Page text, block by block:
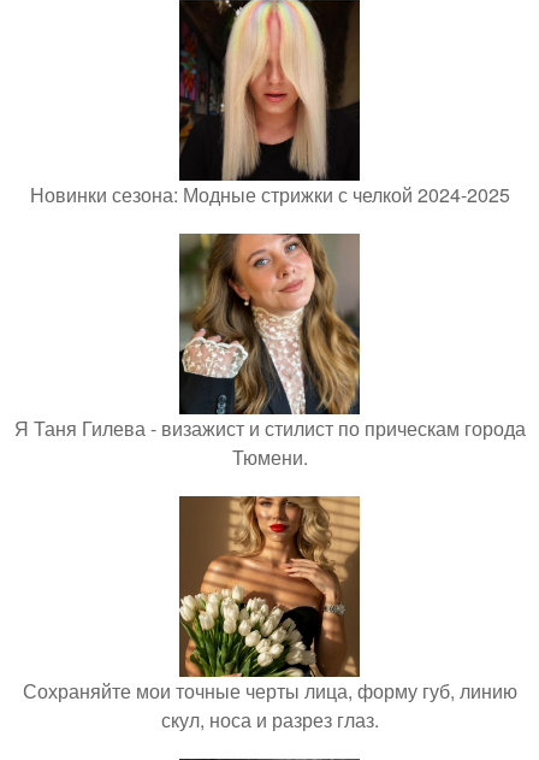
Новинки сезона: Модные стрижки с челкой 2024-2025
Я Таня Гилева - визажист и стилист по прическам города
Тюмени.
Сохраняйте мои точные черты лица, форму губ, линию
скул, носа и разрез глаз.